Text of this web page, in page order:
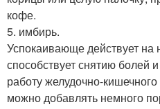
кофе.
5. имбирь.
Успокаивающе действует на
способствует снятию болей
работу желудочно-
можно добавлять немного